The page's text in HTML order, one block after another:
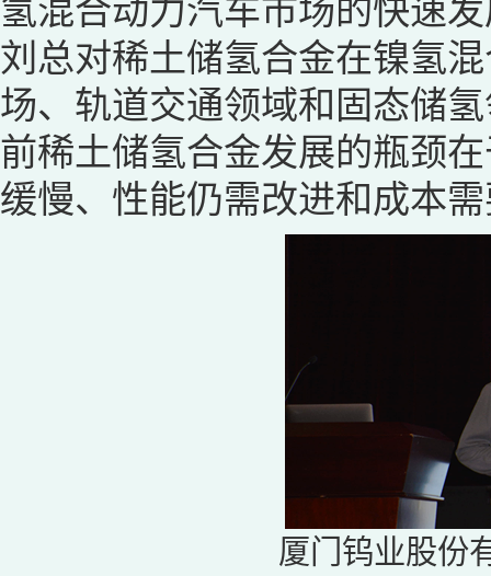
氢混合动力汽车市场的快速
刘总对稀土储氢合金在镍氢
场、轨道交通领域和固态储
前稀土储氢合金发展的瓶颈
缓慢、性能仍需改进和成本
厦门钨业股份